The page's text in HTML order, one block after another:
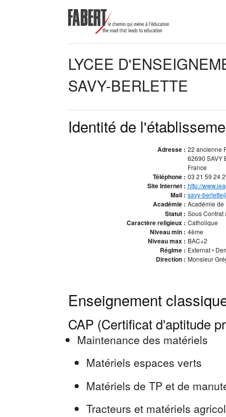
LYCEE
SAVY-BERLETTE
Identité de
Adresse : 22 ancienne
62690 SAVY
France
Téléphone : 03 21 59 24
Site Internet : http://
Mail : savy-
Académie : Académie
Statut : Sous Contrat
Caractère religieux : Catholique
Niveau min : 4ème
Niveau max : BAC+2
Régime : Externat •
Direction : Monsieur
Enseignement
CAP (Certificat d'aptitude
Maintenance des matériels
Matériels espaces verts
Matériels de TP et de
Tracteurs et matériels